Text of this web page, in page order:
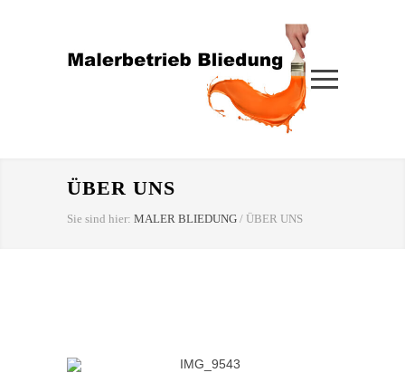
ÜBER UNS
Sie sind hier: MALER BLIEDUNG / ÜBER UNS